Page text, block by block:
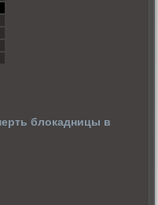
блокадницы в